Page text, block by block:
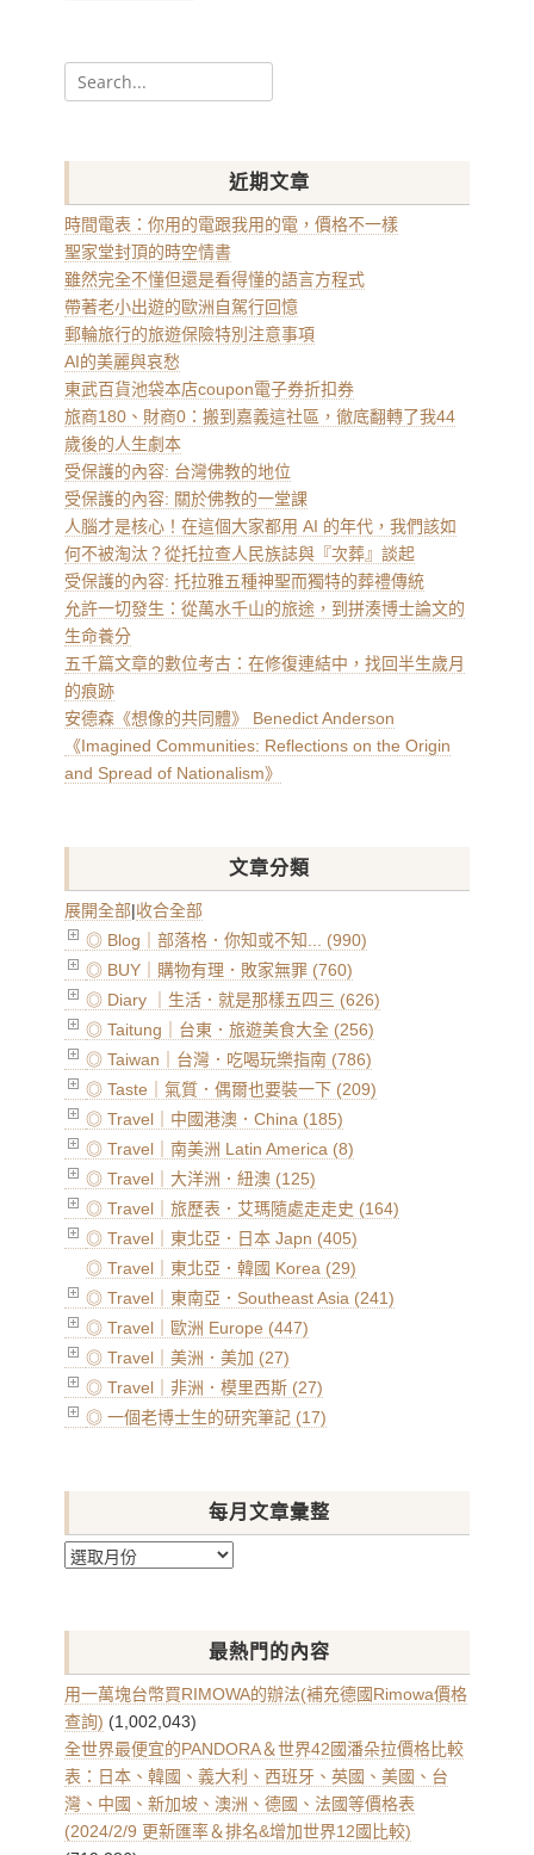
Search
for:
近期文章
時間電表：你用的電跟我用的電，價格不一樣
聖家堂封頂的時空情書
雖然完全不懂但還是看得懂的語言方程式
帶著老小出遊的歐洲自駕行回憶
郵輪旅行的旅遊保險特別注意事項
AI的美麗與哀愁
東武百貨池袋本店coupon電子券折扣券
旅商180、財商0：搬到嘉義這社區，徹底翻轉了我44
歲後的人生劇本
受保護的內容: 台灣佛教的地位
受保護的內容: 關於佛教的一堂課
人腦才是核心！在這個大家都用 AI 的年代，我們該如
何不被淘汰？從托拉查人民族誌與『次葬』談起
受保護的內容: 托拉雅五種神聖而獨特的葬禮傳統
允許一切發生：從萬水千山的旅途，到拼湊博士論文的
生命養分
五千篇文章的數位考古：在修復連結中，找回半生歲月
的痕跡
安德森《想像的共同體》 Benedict Anderson
《Imagined Communities: Reflections on the Origin
and Spread of Nationalism》
文章分類
展開全部|收合全部
◎ Blog｜部落格．你知或不知... (990)
◎ BUY｜購物有理．敗家無罪 (760)
◎ Diary ｜生活．就是那樣五四三 (626)
◎ Taitung｜台東．旅遊美食大全 (256)
◎ Taiwan｜台灣．吃喝玩樂指南 (786)
◎ Taste｜氣質．偶爾也要裝一下 (209)
◎ Travel｜中國港澳．China (185)
◎ Travel｜南美洲 Latin America (8)
◎ Travel｜大洋洲．紐澳 (125)
◎ Travel｜旅歷表．艾瑪隨處走走史 (164)
◎ Travel｜東北亞．日本 Japn (405)
◎ Travel｜東北亞．韓國 Korea (29)
◎ Travel｜東南亞．Southeast Asia (241)
◎ Travel｜歐洲 Europe (447)
◎ Travel｜美洲．美加 (27)
◎ Travel｜非洲．模里西斯 (27)
◎ 一個老博士生的研究筆記 (17)
每月文章彙整
每
章
整
最熱門的內容
用一萬塊台幣買RIMOWA的辦法(補充德國Rimowa價格
查詢) (1,002,043)
全世界最便宜的PANDORA＆世界42國潘朵拉價格比較
表：日本、韓國、義大利、西班牙、英國、美國、台
灣、中國、新加坡、澳洲、德國、法國等價格表
(2024/2/9 更新匯率＆排名&增加世界12國比較)